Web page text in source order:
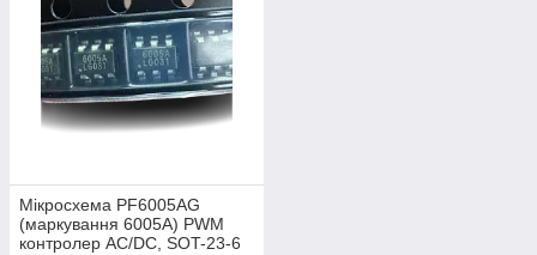
Мікросхема PF6005AG
(маркування 6005A) PWM
контролер AC/DC, SOT-23-6